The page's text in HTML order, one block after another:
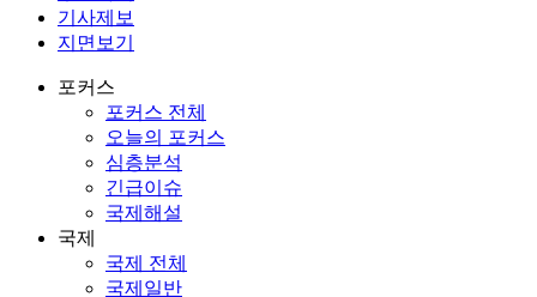
기사제보
지면보기
포커스
포커스 전체
오늘의 포커스
심층분석
긴급이슈
국제해설
국제
국제 전체
국제일반